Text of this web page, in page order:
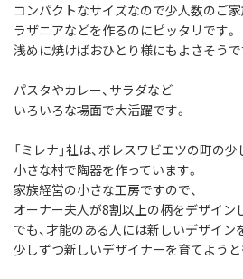
コンパクトなサイズなので少人数のご
ラザニアなどを作るのにピッタリです。
浅めに焼けばおひとり様にもよさそうで
パスタやカレー、サラダなど
いろいろな場面で大活躍です。
「ミレナ」社は、ボレスワビエツの町の少
小さな村で陶器を作っています。
家族経営の小さな工房ですので、
オーナー夫人が8割以上の柄をデザイン
でも、才能のある人には新しいデザイン
少しずつ新しいデザイナーを育てようと